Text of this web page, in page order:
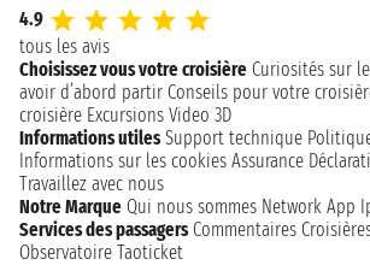
4.9
tous les avis
Choisissez vous votre croisière Curiosités sur
avoir d’abord partir Conseils pour votre
croisière Excursions Video 3D
Informations utiles Support technique
Informations sur les cookies Assurance
Travaillez avec nous
Notre Marque Qui nous sommes Network App
Services des passagers Commentaires
Observatoire Taoticket